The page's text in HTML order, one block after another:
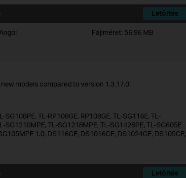
Letöltés
Angol Fájlméret: 56.96 MB
models compared to version 1.3.17.0:
SG108PE, TL-RP108GE, RP108GE, TL-SG116E, TL-
SG1210MPE, TL-SG1218MPE, TL-SG1428PE, TL-SG605E
1.0, DS116GE, DS1016GE, DS1024GE, DS105GE,
Letöltés